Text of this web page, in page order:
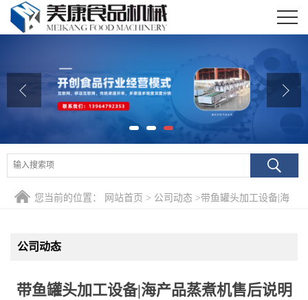
公司介绍
公司动态
产品展厅
联系我们
您当前的位置： 网站首页 > 公司动态 >带鱼罐头加工设备|海
公司动态
带鱼罐头加工设备|海产品蒸煮机售后说明